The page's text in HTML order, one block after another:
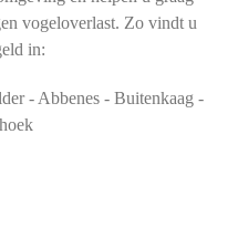
vogeloverlast. Zo vindt u
in:
- Abbenes - Buitenkaag -